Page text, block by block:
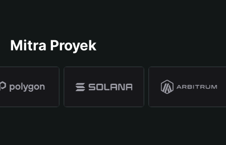
Mitra Proyek